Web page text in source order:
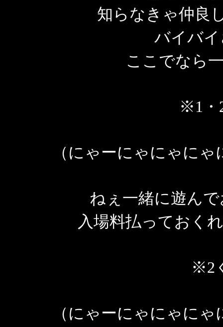
知らなきゃ仲良
バイバ
ここでなら
※1・
（にゃーにゃにゃに
ねぇ一緒に遊ん
入場料払っておく
※2
（にゃーにゃにゃに